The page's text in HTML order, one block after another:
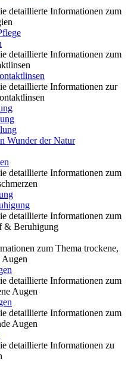
detaillierte Informationen zum
detaillierte Informationen zum
detaillierte Informationen zur
Wunder der Natur
detaillierte Informationen zum
detaillierte Informationen zum
& Beruhigung
zum Thema trockene,
Augen
detaillierte Informationen zum
Augen
detaillierte Informationen zum
Augen
detaillierte Informationen zu